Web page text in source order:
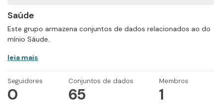
Saúde
Este grupo armazena conjuntos de dados relacionados ao do
mínio Sáude.
leia mais
Seguidores
0
Conjuntos de dados
65
Membros
1